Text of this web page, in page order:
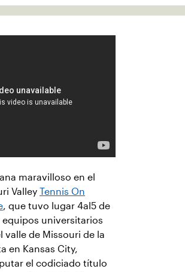
maravilloso en el
Valley Tennis On
, que tuvo lugar 4al5 de
universitarios
valle de Missouri de la
en Kansas City,
el codiciado título